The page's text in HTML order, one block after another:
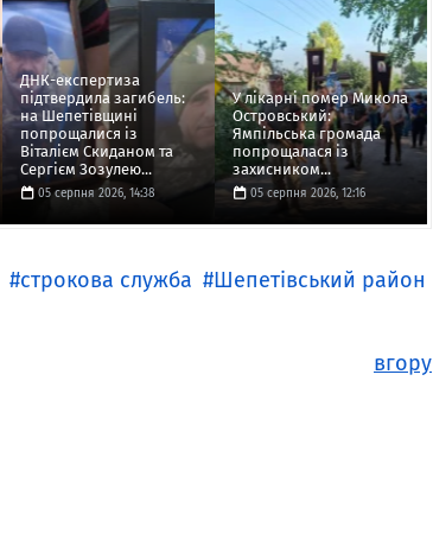
ДНК-експертиза
підтвердила загибель:
на Шепетівщині
попрощалися із
Віталієм Скиданом та
Сергієм Зозулею...
05 серпня 2026, 14:38
У лікарні помер Микола
Островський:
Ямпільська громада
попрощалася із
захисником...
05 серпня 2026, 12:16
строкова служба
Шепетівський район
вгору